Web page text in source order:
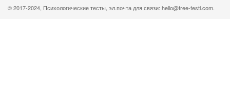
© 2017-2024, Психологические тесты, эл.почта для связи: hello@free-testi.com.